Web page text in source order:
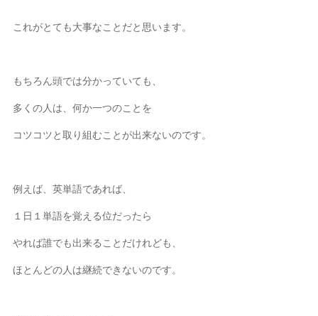
これがとても大事なことだと思います。
もちろん頭では分かっていても、
多くの人は、何か一つのことを
コツコツと取り組むことが出来ないのです。
例えば、英単語であれば、
１日１単語を覚える位だったら
やれば誰でも出来ることだけれども、
ほとんどの人は継続できないのです。